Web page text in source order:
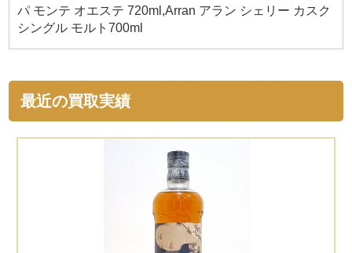
パ モンテ オエステ 720ml,Arran アラン シェリー カスク
シングル モルト700ml
最近の買取実績